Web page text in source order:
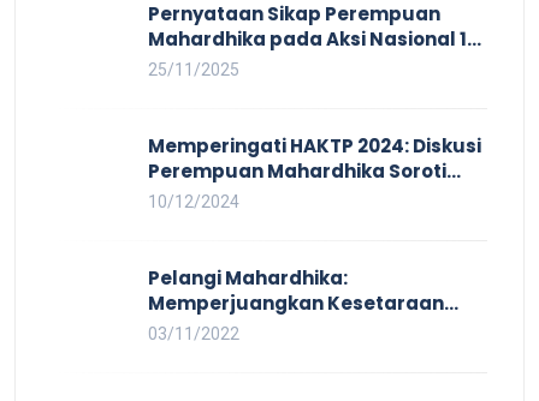
Pernyataan Sikap Perempuan
Mahardhika pada Aksi Nasional 16
HAKTP 2025 Kerja Layak dan Bebas
25/11/2025
Memperingati HAKTP 2024: Diskusi
Perempuan Mahardhika Soroti
Kerja Layak yang Inklusif bagi
10/12/2024
Pelangi Mahardhika:
Memperjuangkan Kesetaraan
untuk Pekerja LBTQ
03/11/2022